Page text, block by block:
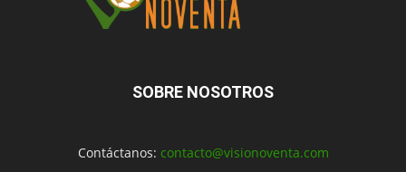
SOBRE NOSOTROS
Contáctanos: contacto@visionoventa.com